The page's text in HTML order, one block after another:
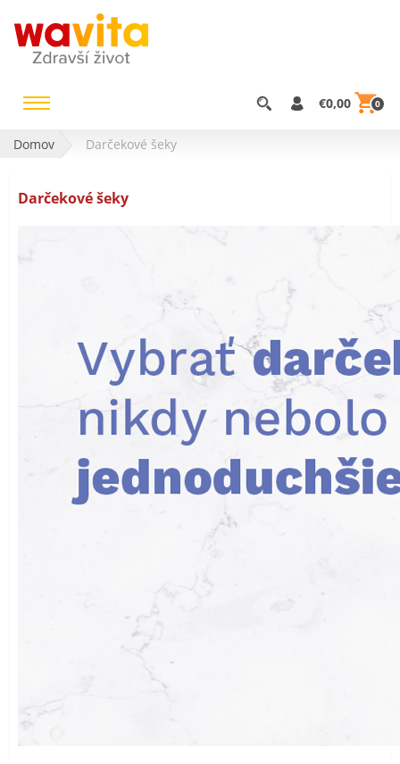
€0,00 0
Domov Darčekové šeky
Darčekové šeky